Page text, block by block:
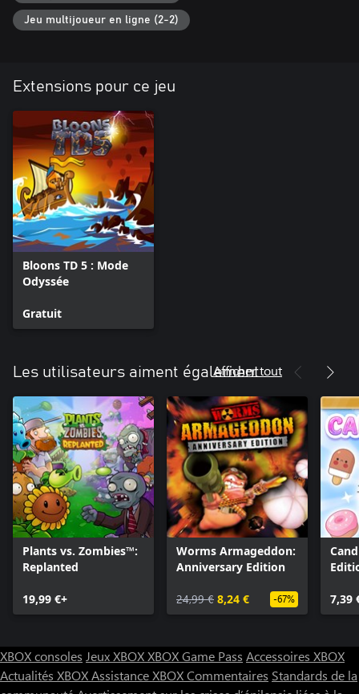
Jeu multijoueur en ligne (2-2)
Extensions pour ce jeu
Bloons TD 5 : Mode
Odyssée
Gratuit
Les utilisateurs aiment également
Afficher tout
Plants vs. Zombies™:
Replanted
19,99 €+
Worms Armageddon:
Anniversary Edition
24,99 € 8,24 € -67% 7,39
XBOX consoles Jeux XBOXXBOX Game Pass Accessoires XBOX
Actualités XBOXAssistance XBOXCommentaires Standards de la